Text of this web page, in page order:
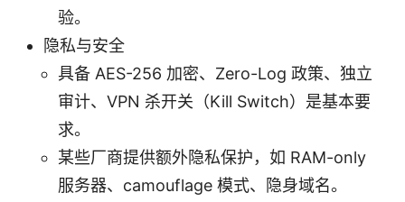
验。
隐私与安全
具备 AES-256 加密、Zero-Log 政策、独立
审计、VPN 杀开关（Kill Switch）是基本要
求。
某些厂商提供额外隐私保护，如 RAM-only
服务器、camouflage 模式、隐身域名。